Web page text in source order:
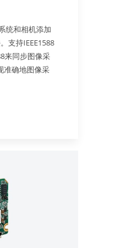
统和相机添加
支持IEEE1588
来同步图像采
准确地图像采